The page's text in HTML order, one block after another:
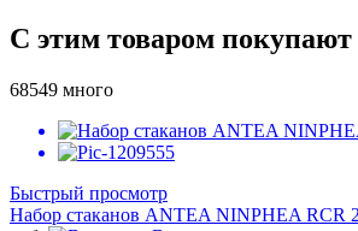
С этим товаром покупают
68549 много
Быстрый просмотр
Набор стаканов ANTEA NINPHEA RCR